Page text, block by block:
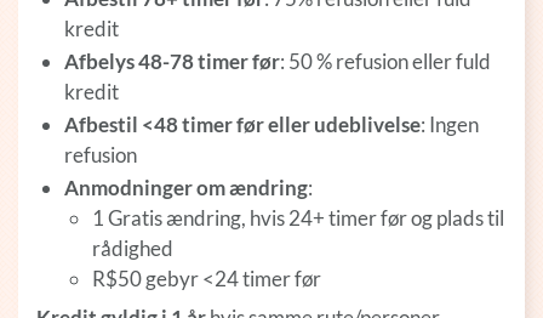
kredit
Afbelys 48-78 timer før: 50 % refusion eller fuld
kredit
Afbestil <48 timer før eller udeblivelse: Ingen
refusion
Anmodninger om ændring:
1 Gratis ændring, hvis 24+ timer før og plads til
rådighed
R$50 gebyr <24 timer før